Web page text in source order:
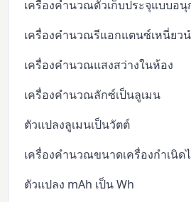
เครื่องคำนวณตัวเก็บประจุแบบอ
เครื่องคำนวณรีแอกแตนซ์เหนี่ยว
เครื่องคำนวณแสงสว่างในห้อง
เครื่องคำนวณลักซ์เป็นลูเมน
ตัวแปลงลูเมนเป็นวัตต์
เครื่องคำนวณขนาดเครื่องกำเนิด
ตัวแปลง mAh เป็น Wh